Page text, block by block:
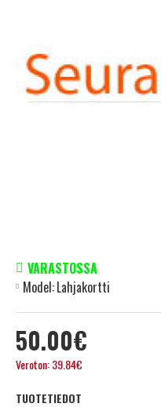
50.00€
Veroton: 39.84€
VARASTOSSA
Model:Lahjakortti
TUOTETIEDOT